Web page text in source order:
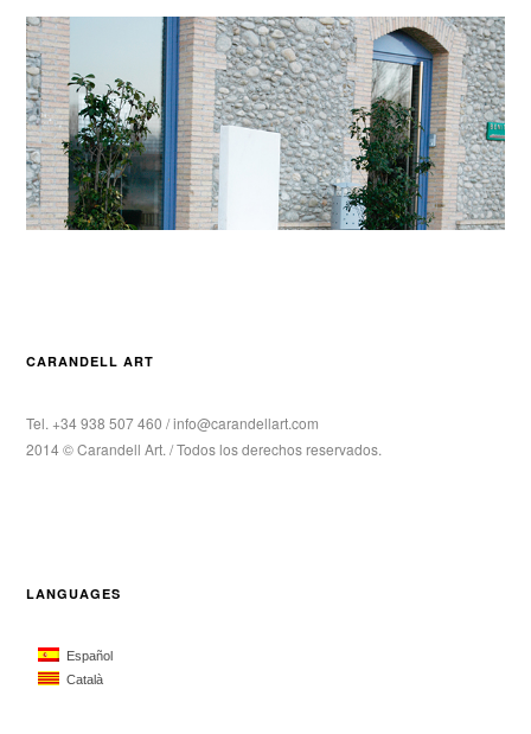
CARANDELL ART
Tel. +34 938 507 460 / info@carandellart.com
2014 © Carandell Art. / Todos los derechos reservados.
LANGUAGES
Español
Català